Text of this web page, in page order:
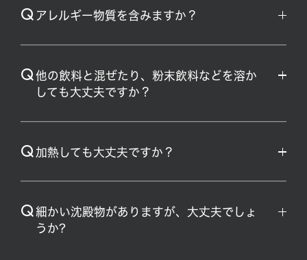
Q アレルギー物質を含みますか？
Q他の飲料と混ぜたり、粉末飲料などを溶か
しても大丈夫ですか？
Q 加熱しても大丈夫ですか？
Q細かい沈殿物がありますが、大丈夫でしょ
うか?